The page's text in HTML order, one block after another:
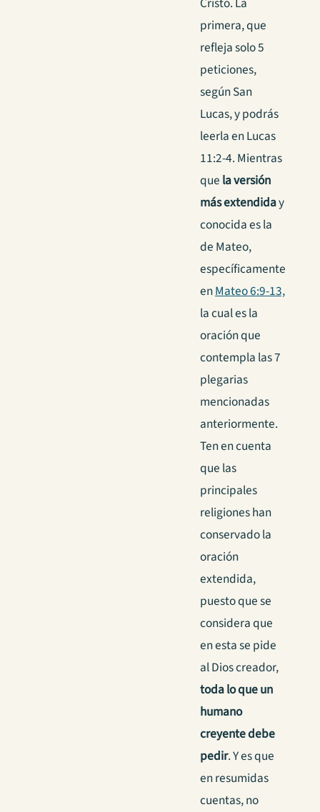
primera, que
refleja solo 5
peticiones,
según San
Lucas, y podrás
leerla en Lucas
11:2-4. Mientras
que la versión
más extendiday
conocida es la
de Mateo,
específicamente
enMateo 6:9-13,
la cual es la
oración que
contempla las 7
plegarias
mencionadas
anteriormente.
Ten en cuenta
que las
principales
religiones han
conservado la
oración
extendida,
puesto que se
considera que
en esta se pide
al Dios creador,
toda lo que un
humano
creyente debe
pedir. Y es que
en resumidas
cuentas, no